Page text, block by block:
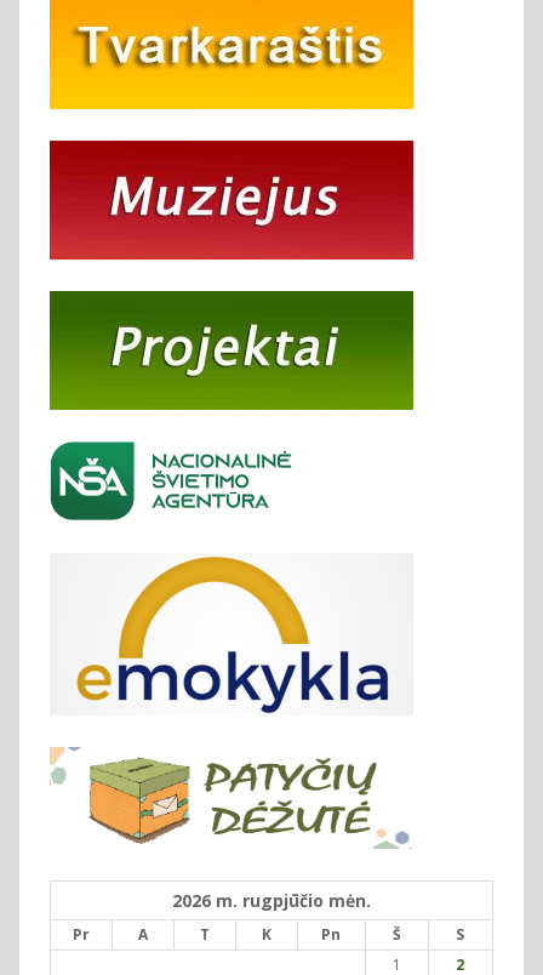
2026 m. rugpjūčio mėn.
Pr A T K Pn Š
S
1
2